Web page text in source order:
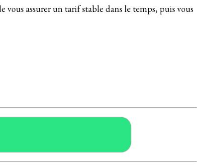
vous assurer un tarif stable dans le temps, puis vous